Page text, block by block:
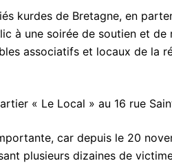
kurdes de Bretagne, en
à une soirée de soutien et
associatifs et locaux de la
« Le Local » au 16 rue
car depuis le 20
plusieurs dizaines de